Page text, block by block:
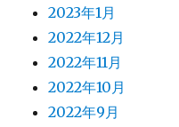
2023年1月
2022年12月
2022年11月
2022年10月
2022年9月